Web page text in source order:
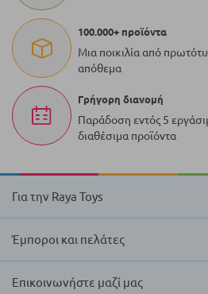
100.000+ προϊόντα
Μια ποικιλία από
απόθεμα
Γρήγορη διανομή
Παράδοση εντός 5
διαθέσιμα προϊόντα
Για την Raya Toys
Έμποροι και πελάτες
Επικοινωνήστε μαζί μας